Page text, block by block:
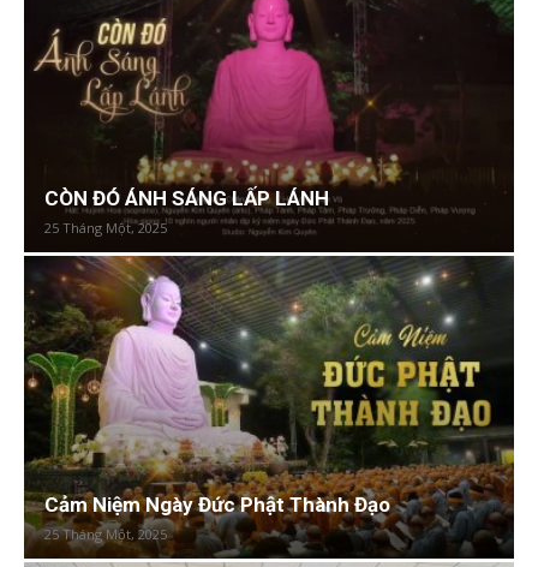
CÒN ĐÓ ÁNH SÁNG LẤP LÁNH
25 Tháng Một, 2025
Cảm Niệm Ngày Đức Phật Thành Đạo
25 Tháng Một, 2025